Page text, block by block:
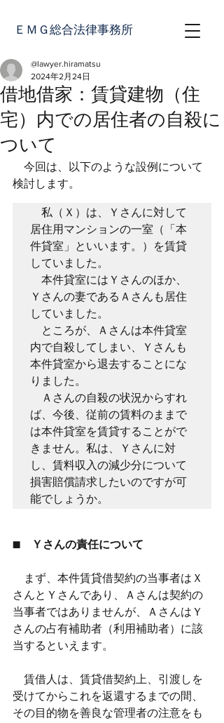
ＥＭＧ総合法律事務所
借地借家：賃貸建物（住
宅）内での居住者の自殺に
ついて
@lawyer.hiramatsu
2024年2月24日
今回は、以下のような設例について
検討します。
私（Ｘ）は、Ｙさんに対して
居住用マンションの一室（「本
件貸室」といいます。）を賃貸
していました。
本件貸室にはＹさんのほか、
Ｙさんの妻であるＡさんも居住
していました。
ところが、Ａさんは本件貸室
内で自殺してしまい、Ｙさんも
本件貸室から退去することにな
りました。
Ａさんの自殺の状況からすれ
ば、今後、従前の賃料のままで
は本件貸室を賃貸することがで
きません。私は、Ｙさんに対
し、賃料収入の減少分について
損害賠償請求したいのですが可
能でしょうか。
■　Ｙさんの責任について
まず、本件賃貸借契約の当事者はＸ
さんとＹさんであり、Ａさんは契約の
当事者ではありませんが、ＡさんはＹ
さんの占有補助者（利用補助者）に該
当するといえます。
賃借人は、賃貸借契約上、引渡しを
受けてからこれを返還するまでの間、
その目的物を善良な管理者の注意をも